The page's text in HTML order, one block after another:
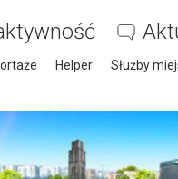
Helper Służby